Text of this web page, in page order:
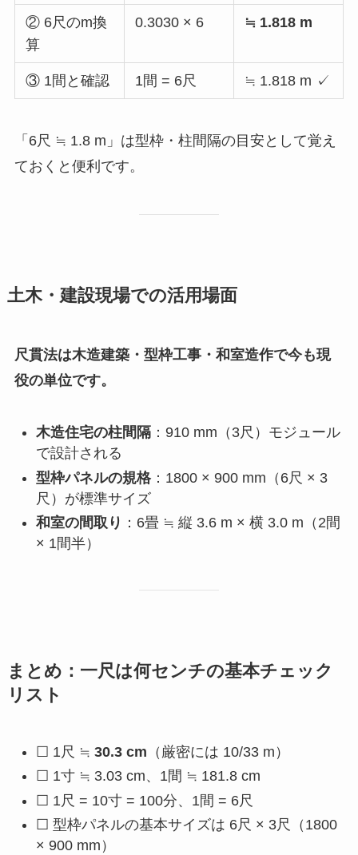
② 6尺のm換
算
0.3030 × 6 ≒ 1.818 m
③ 1間と確認 1間 = 6尺 ≒ 1.818 m ✓
「6尺 ≒ 1.8 m」は型枠・柱間隔の目安として覚え
ておくと便利です。
土木・建設現場での活用場面
尺貫法は木造建築・型枠工事・和室造作で今も現
役の単位です。
木造住宅の柱間隔：910 mm（3尺）モジュール
で設計される
型枠パネルの規格：1800 × 900 mm（6尺 × 3
尺）が標準サイズ
和室の間取り ：6畳 ≒ 縦 3.6 m × 横 3.0 m（2間
× 1間半）
まとめ：一尺は何センチの基本チェック
リスト
☐ 1尺 ≒ 30.3 cm （厳密には 10/33 m）
☐ 1寸 ≒ 3.03 cm、1間 ≒ 181.8 cm
☐ 1尺 = 10寸 = 100分、1間 = 6尺
☐ 型枠パネルの基本サイズは 6尺 × 3尺（1800
× 900 mm）